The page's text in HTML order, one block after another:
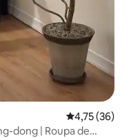
Classificação
4,75 (36)
dong | Roupa de